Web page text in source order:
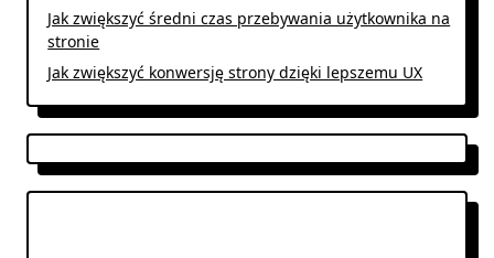
Jak zwiększyć średni czas przebywania użytkownika na
stronie
Jak zwiększyć konwersję strony dzięki lepszemu UX